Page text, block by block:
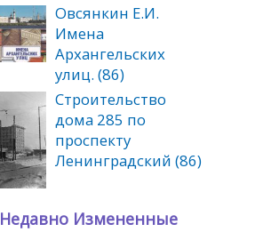
Овсянкин Е.И.
Имена
Архангельских
улиц. (86)
Cтроительство
дома 285 по
проспекту
Ленинградский (86)
Недавно Измененные